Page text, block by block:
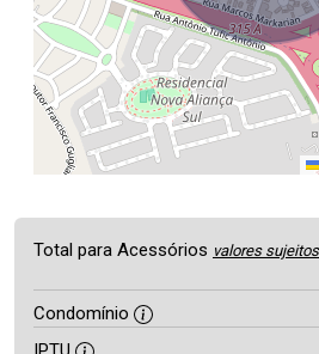
Total para Acessórios valores
Condomínio